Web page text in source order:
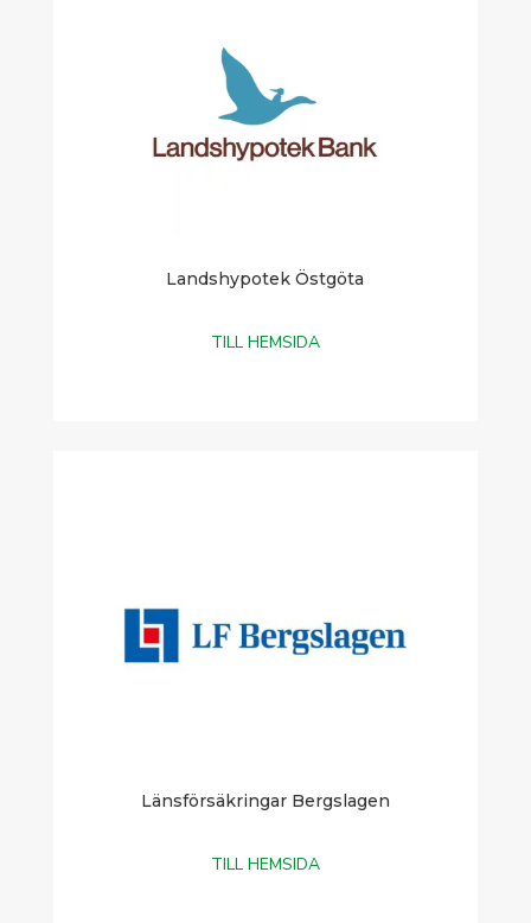
Landshypotek Östgöta
TILL HEMSIDA
Länsförsäkringar Bergslagen
TILL HEMSIDA